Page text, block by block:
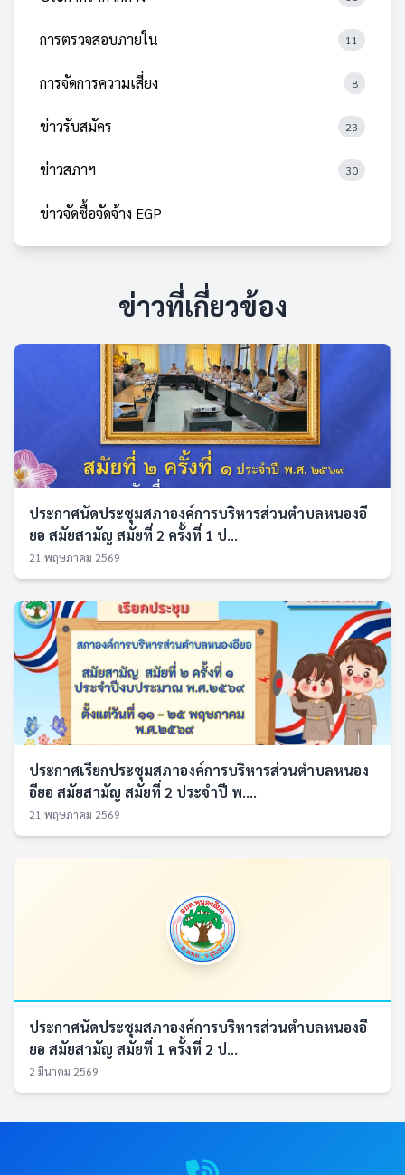
การตรวจสอบภายใน 11
การจัดการความเสี่ยง 8
ข่าวรับสมัคร 23
ข่าวสภาฯ 30
ข่าวจัดซื้อจัดจ้าง EGP
ข่าวที่เกี่ยวข้อง
ประกาศนัดประชุมสภาองค์การบริหารส่วนตำบลหนองอี
ยอ สมัยสามัญ สมัยที่ 2 ครั้งที่ 1 ป...
21 พฤษภาคม 2569
ประกาศเรียกประชุมสภาองค์การบริหารส่วนตำบลหนอง
อียอ สมัยสามัญ สมัยที่ 2 ประจำปี พ....
21 พฤษภาคม 2569
ประกาศนัดประชุมสภาองค์การบริหารส่วนตำบลหนองอี
ยอ สมัยสามัญ สมัยที่ 1 ครั้งที่ 2 ป...
2 มีนาคม 2569